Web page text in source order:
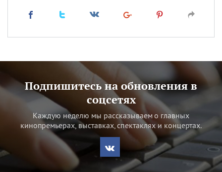
Подпишитесь на обновления в
соцсетях
Каждую неделю мы рассказываем о главных
кинопремьерах, выставках, спектаклях и концертах.